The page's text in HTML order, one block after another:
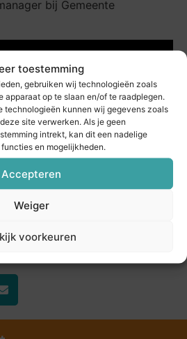
toestemming
gebruiken wij technologieën zoals
apparaat op te slaan en/of te raadplegen.
technologieën kunnen wij gegevens zoals
site verwerken. Als je geen
intrekt, kan dit een nadelige
en mogelijkheden.
Accepteren
Weiger
voorkeuren
bij Gemeente